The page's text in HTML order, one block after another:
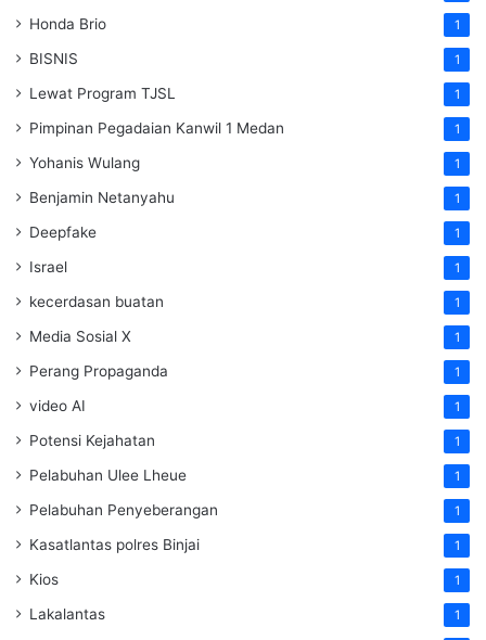
Honda Brio 1
BISNIS 1
Lewat Program TJSL 1
Pimpinan Pegadaian Kanwil 1 Medan 1
Yohanis Wulang 1
Benjamin Netanyahu 1
Deepfake 1
Israel 1
kecerdasan buatan 1
Media Sosial X 1
Perang Propaganda 1
video AI 1
Potensi Kejahatan 1
Pelabuhan Ulee Lheue 1
Pelabuhan Penyeberangan 1
Kasatlantas polres Binjai 1
Kios 1
Lakalantas 1